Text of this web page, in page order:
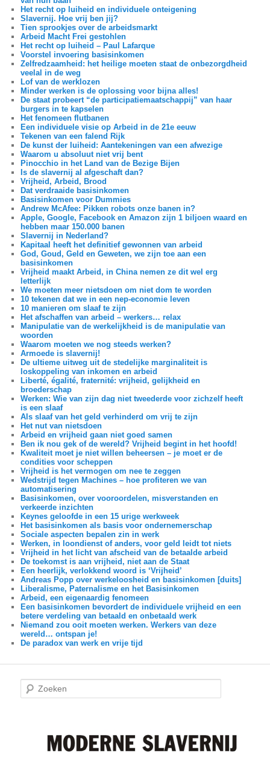
Het recht op luiheid en individuele onteigening
Slavernij. Hoe vrij ben jij?
Tien sprookjes over de arbeidsmarkt
Arbeid Macht Frei gestohlen
Het recht op luiheid – Paul Lafarque
Voorstel invoering basisinkomen
Zelfredzaamheid: het heilige moeten staat de onbezorgdheid
veelal in de weg
Lof van de werklozen
Minder werken is de oplossing voor bijna alles!
De staat probeert “de participatiemaatschappij” van haar
burgers in te kapselen
Het fenomeen flutbanen
Een individuele visie op Arbeid in de 21e eeuw
Tekenen van een falend Rijk
De kunst der luiheid: Aantekeningen van een afwezige
Waarom u absoluut niet vrij bent
Pinocchio in het Land van de Bezige Bijen
Is de slavernij al afgeschaft dan?
Vrijheid, Arbeid, Brood
Dat verdraaide basisinkomen
Basisinkomen voor Dummies
Andrew McAfee: Pikken robots onze banen in?
Apple, Google, Facebook en Amazon zijn 1 biljoen waard en
hebben maar 150.000 banen
Slavernij in Nederland?
Kapitaal heeft het definitief gewonnen van arbeid
God, Goud, Geld en Geweten, we zijn toe aan een
basisinkomen
Vrijheid maakt Arbeid, in China nemen ze dit wel erg
letterlijk
We moeten meer nietsdoen om niet dom te worden
10 tekenen dat we in een nep-economie leven
10 manieren om slaaf te zijn
Het afschaffen van arbeid – werkers… relax
Manipulatie van de werkelijkheid is de manipulatie van
woorden
Waarom moeten we nog steeds werken?
Armoede is slavernij!
De ultieme uitweg uit de stedelijke marginaliteit is
loskoppeling van inkomen en arbeid
Liberté, égalité, fraternité: vrijheid, gelijkheid en
broederschap
Werken: Wie van zijn dag niet tweederde voor zichzelf heeft
is een slaaf
Als slaaf van het geld verhinderd om vrij te zijn
Het nut van nietsdoen
Arbeid en vrijheid gaan niet goed samen
Ben ik nou gek of de wereld? Vrijheid begint in het hoofd!
Kwaliteit moet je niet willen beheersen – je moet er de
condities voor scheppen
Vrijheid is het vermogen om nee te zeggen
Wedstrijd tegen Machines – hoe profiteren we van
automatisering
Basisinkomen, over vooroordelen, misverstanden en
verkeerde inzichten
Keynes geloofde in een 15 urige werkweek
Het basisinkomen als basis voor ondernemerschap
Sociale aspecten bepalen zin in werk
Werken, in loondienst of anders, voor geld leidt tot niets
Vrijheid in het licht van afscheid van de betaalde arbeid
De toekomst is aan vrijheid, niet aan de Staat
Een heerlijk, verlokkend woord is ‘Vrijheid’
Andreas Popp over werkeloosheid en basisinkomen [duits]
Liberalisme, Paternalisme en het Basisinkomen
Arbeid, een eigenaardig fenomeen
Een basisinkomen bevordert de individuele vrijheid en een
betere verdeling van betaald en onbetaald werk
Niemand zou ooit moeten werken. Werkers van deze
wereld… ontspan je!
De paradox van werk en vrije tijd
e